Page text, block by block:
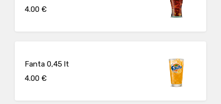
4.00 €
Fanta 0,45 lt
4.00 €